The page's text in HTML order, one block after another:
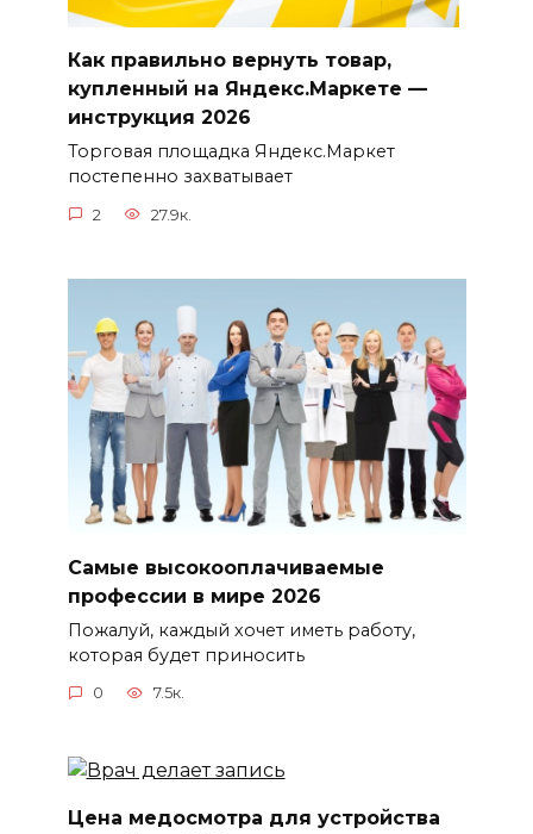
Как правильно вернуть товар,
купленный на Яндекс.Маркете —
инструкция 2026
Торговая площадка Яндекс.Маркет
постепенно захватывает
2 27.9к.
Самые высокооплачиваемые
профессии в мире 2026
Пожалуй, каждый хочет иметь работу,
которая будет приносить
0 7.5к.
Цена медосмотра для устройства